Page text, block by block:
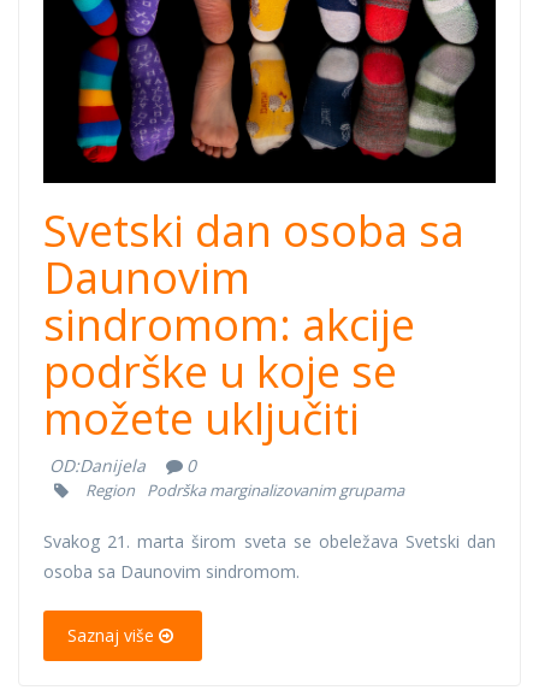
lots-of-
socks.png
Svetski dan osoba sa
Daunovim
sindromom: akcije
podrške u koje se
možete uključiti
OD:Danijela 0
Region Podrška marginalizovanim grupama
Svakog 21. marta širom sveta se obeležava Svetski dan
osoba sa Daunovim sindromom.
Saznaj više